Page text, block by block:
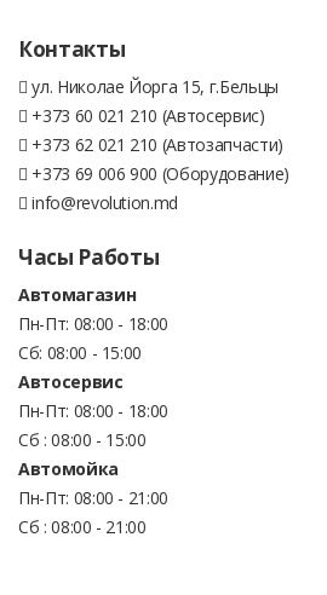
Контакты
ул. Николае Йорга 15, г.Бельцы
+373 60 021 210 (Автосервис)
+373 62 021 210 (Автозапчасти)
+373 69 006 900 (Оборудование)
info@revolution.md
Часы Работы
Автомагазин
Пн-Пт: 08:00 - 18:00
Сб: 08:00 - 15:00
Автосервис
Пн-Пт: 08:00 - 18:00
Сб : 08:00 - 15:00
Автомойка
Пн-Пт: 08:00 - 21:00
Сб : 08:00 - 21:00